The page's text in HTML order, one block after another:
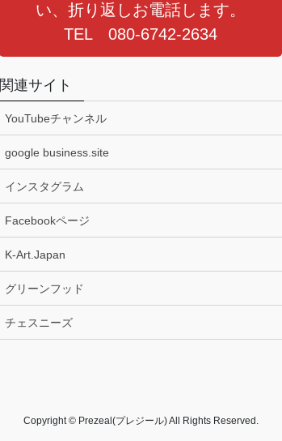
い、折り返しお電話します。
TEL 080-6742-2634
関連サイト
YouTubeチャンネル
google business.site
インスタグラム
Facebookページ
K-Art.Japan
グリーンフッド
チェスニーズ
Copyright © Prezeal(プレジール) All Rights Reserved.